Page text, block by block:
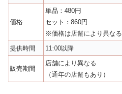
価格
単品：480円
セット：860円
※価格は店舗により異なる
提供時間
11:00以降
販売期間
店舗により異なる
（通年の店舗もあり）